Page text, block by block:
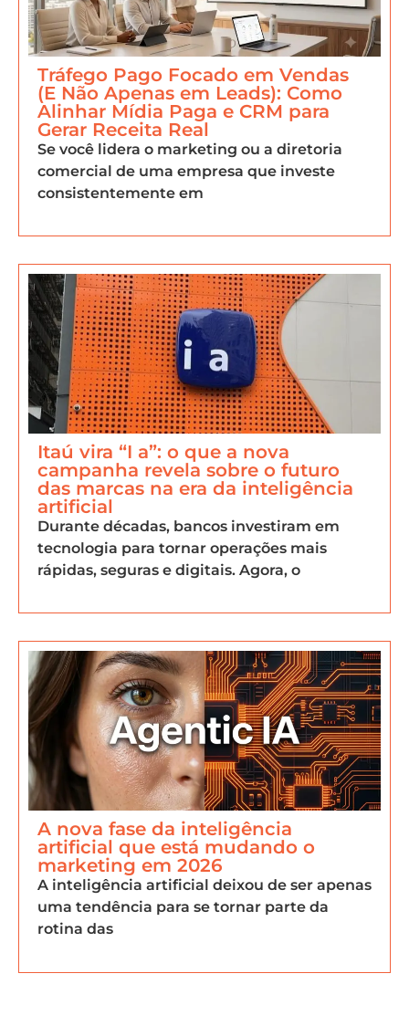
Tráfego Pago Focado em Vendas
(E Não Apenas em Leads): Como
Alinhar Mídia Paga e CRM para
Gerar Receita Real
Se você lidera o marketing ou a diretoria
comercial de uma empresa que investe
consistentemente em
Itaú vira “I a”: o que a nova
campanha revela sobre o futuro
das marcas na era da inteligência
artificial
Durante décadas, bancos investiram em
tecnologia para tornar operações mais
rápidas, seguras e digitais. Agora, o
A nova fase da inteligência
artificial que está mudando o
marketing em 2026
A inteligência artificial deixou de ser apenas
uma tendência para se tornar parte da
rotina das